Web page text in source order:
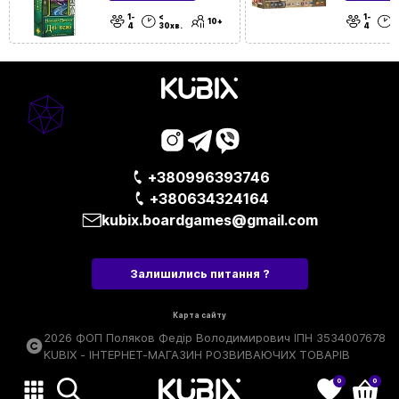
Для подій
та локацій
Для табору | Домашні | У офіс
1-
4
<
30хв.
10+
1-
4
+380996393746
+380634324164
kubix.boardgames@gmail.com
Залишились питання ?
Карта сайту
2026 ФОП Поляков Федір Володимирович ІПН 3534007678
KUBIX - ІНТЕРНЕТ-МАГАЗИН РОЗВИВАЮЧИХ ТОВАРІВ
0 0